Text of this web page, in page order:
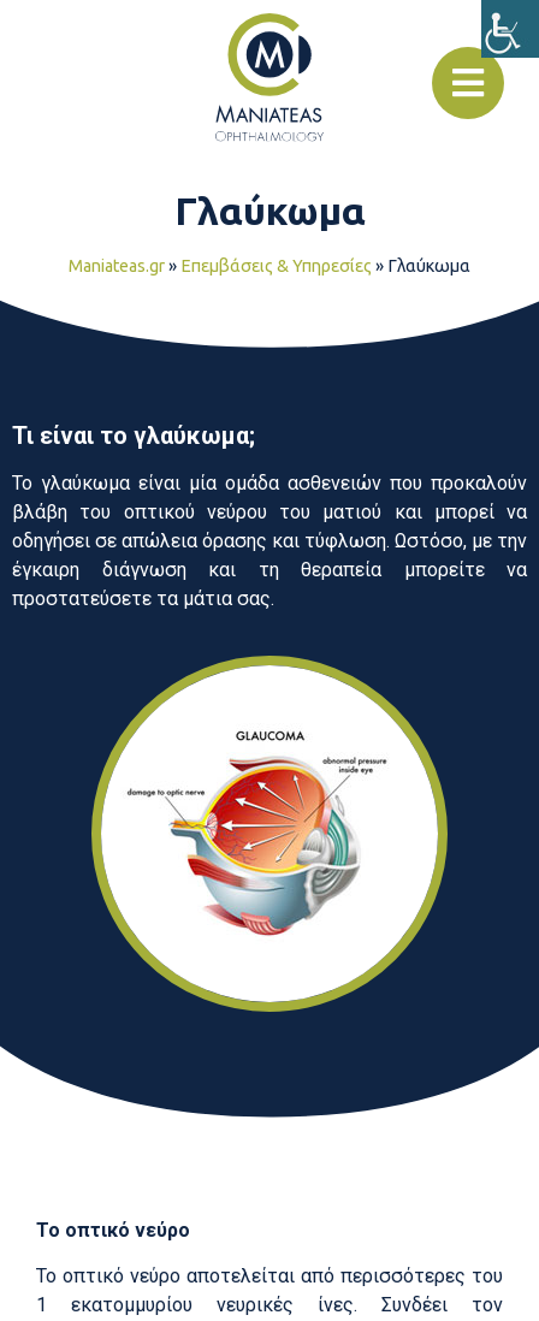
Γλαύκωμα
Maniateas.gr» Επεμβάσεις & Υπηρεσίες » Γλαύκωμα
Τι είναι το γλαύκωμα;
Το γλαύκωμα είναι μία ομάδα ασθενειών που προκαλούν
βλάβη του οπτικού νεύρου του ματιού και μπορεί να
οδηγήσει σε απώλεια όρασης και τύφλωση. Ωστόσο, με την
έγκαιρη διάγνωση και τη θεραπεία μπορείτε να
προστατεύσετε τα μάτια σας.
Το οπτικό νεύρο
Το οπτικό νεύρο αποτελείται από περισσότερες του
1 εκατομμυρίου νευρικές ίνες. Συνδέει τον